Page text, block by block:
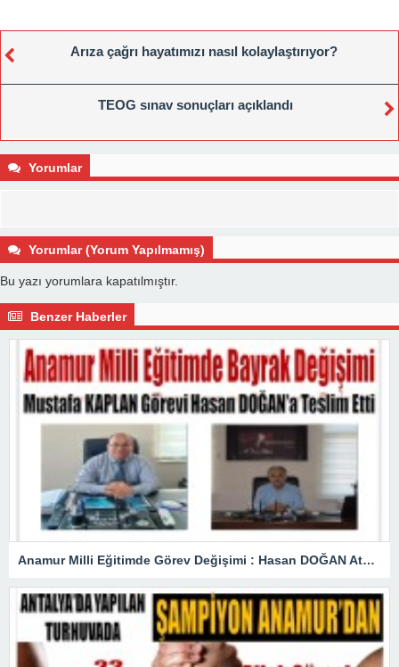
Arıza çağrı hayatımızı nasıl kolaylaştırıyor?
TEOG sınav sonuçları açıklandı
Yorumlar
Yorumlar (Yorum Yapılmamış)
Bu yazı yorumlara kapatılmıştır.
Benzer Haberler
Anamur Milli Eğitimde Görev Değişimi : Hasan DOĞAN Atandı